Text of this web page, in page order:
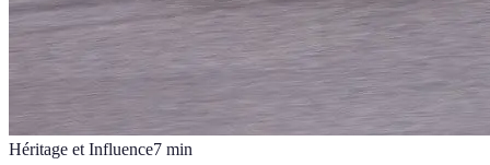
Héritage et Influence7 min